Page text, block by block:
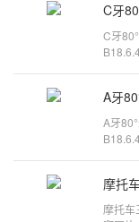
C牙
A牙
摩托